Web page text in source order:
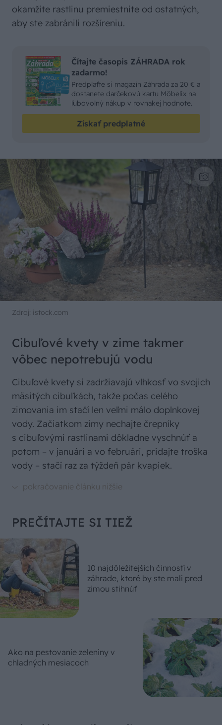
okamžite rastlinu premiestnite od ostatných,
aby ste zabránili rozšíreniu.
Čítajte časopis ZÁHRADA rok
zadarmo!
Predplaťte si magazín Záhrada za 20 € a
dostanete darčekovú kartu Möbelix na
ľubovolný nákup v rovnakej hodnote.
Získať predplatné
Zdroj: istock.com
Cibuľové kvety v zime takmer
vôbec nepotrebujú vodu
Cibuľové kvety si zadržiavajú vlhkosť vo svojich
mäsitých cibuľkách, takže počas celého
zimovania im stačí len veľmi málo doplnkovej
vody. Začiatkom zimy nechajte črepníky
s cibuľovými rastlinami dôkladne vyschnúť a
potom – v januári a vo februári, pridajte troška
vody – stačí raz za týždeň pár kvapiek.
PREČÍTAJTE SI TIEŽ
10 najdôležitejších činností v
záhrade, ktoré by ste mali pred
zimou stihnúť
Ako na pestovanie zeleniny v
chladných mesiacoch